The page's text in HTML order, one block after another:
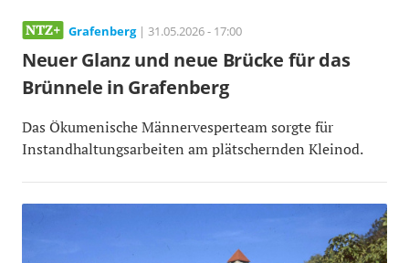
Grafenberg| 31.05.2026 - 17:00
Neuer Glanz und neue Brücke für das
Brünnele in Grafenberg
Das Ökumenische Männervesperteam sorgte für
Instandhaltungsarbeiten am plätschernden Kleinod.